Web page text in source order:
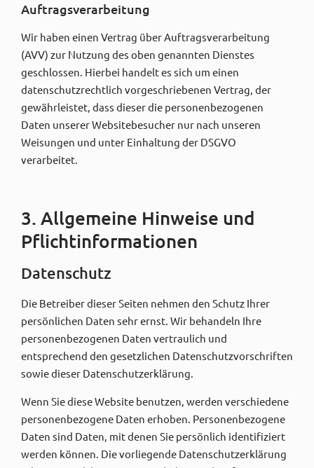
Auftragsverarbeitung
Wir haben einen Vertrag über Auftragsverarbeitung
(AVV) zur Nutzung des oben genannten Dienstes
geschlossen. Hierbei handelt es sich um einen
datenschutzrechtlich vorgeschriebenen Vertrag, der
gewährleistet, dass dieser die personenbezogenen
Daten unserer Websitebesucher nur nach unseren
Weisungen und unter Einhaltung der DSGVO
verarbeitet.
3. Allgemeine Hinweise und
Pflicht­informationen
Datenschutz
Die Betreiber dieser Seiten nehmen den Schutz Ihrer
persönlichen Daten sehr ernst. Wir behandeln Ihre
personenbezogenen Daten vertraulich und
entsprechend den gesetzlichen Datenschutzvorschriften
sowie dieser Datenschutzerklärung.
Wenn Sie diese Website benutzen, werden verschiedene
personenbezogene Daten erhoben. Personenbezogene
Daten sind Daten, mit denen Sie persönlich identifiziert
werden können. Die vorliegende Datenschutzerklärung